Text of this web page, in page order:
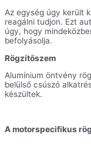
Az egység úgy került
reagálni tudjon. Ezt
úgy, hogy
befolyásolja.
Rögzítőszem
Alumínium öntvény
belülső csúszó
készültek.
A motorspecifikus